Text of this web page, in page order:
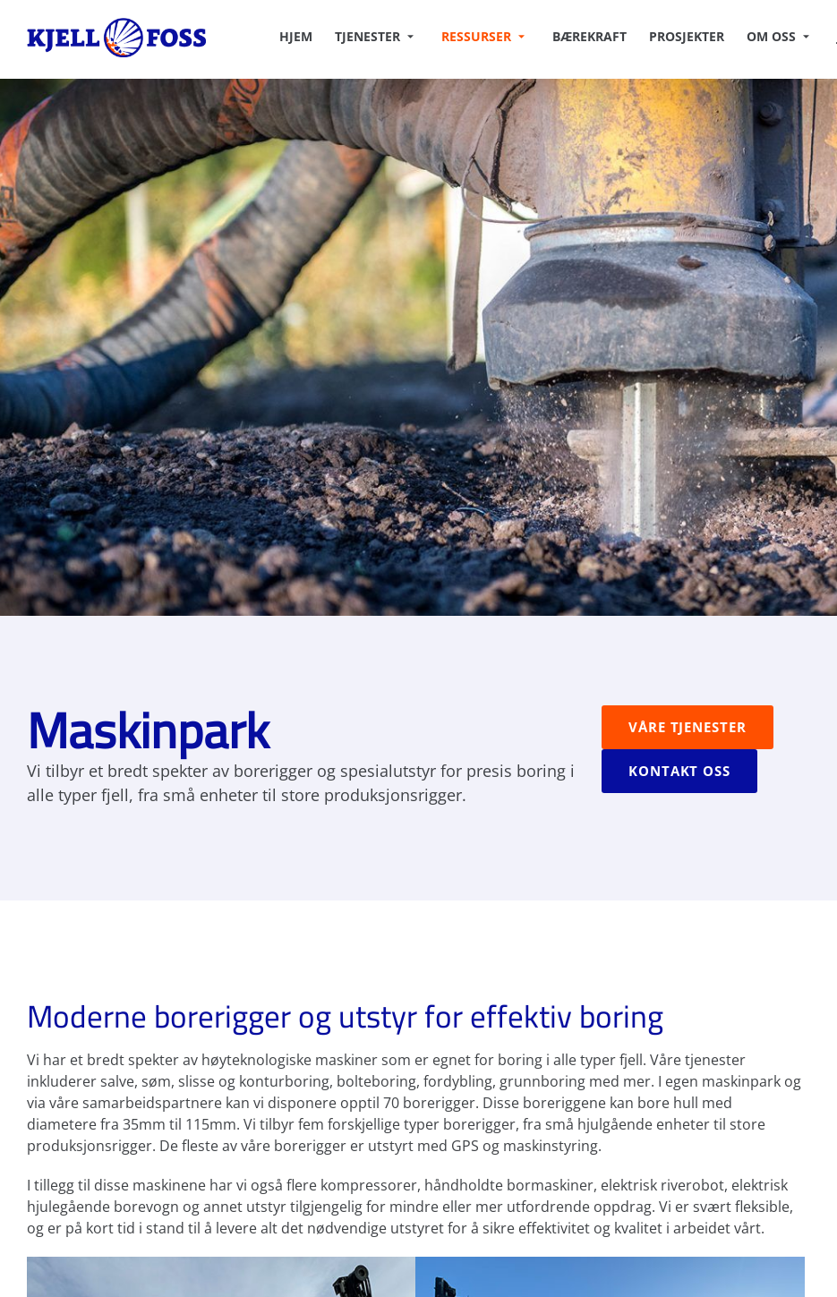
HJEM TJENESTER RESSURSER BÆREKRAFT PROSJEKTER OM OSS
Maskinpark
Vi tilbyr et bredt spekter av borerigger og spesialutstyr for presis boring i
alle typer fjell, fra små enheter til store produksjonsrigger.
VÅRE TJENESTER
KONTAKT OSS
Moderne borerigger og utstyr for effektiv boring
Vi har et bredt spekter av høyteknologiske maskiner som er egnet for boring i alle typer fjell. Våre tjenester
inkluderer salve, søm, slisse og konturboring, bolteboring, fordybling, grunnboring med mer. I egen maskinpark og
via våre samarbeidspartnere kan vi disponere opptil 70 borerigger. Disse boreriggene kan bore hull med
diametere fra 35mm til 115mm. Vi tilbyr fem forskjellige typer borerigger, fra små hjulgående enheter til store
produksjonsrigger. De fleste av våre borerigger er utstyrt med GPS og maskinstyring.
I tillegg til disse maskinene har vi også flere kompressorer, håndholdte bormaskiner, elektrisk riverobot, elektrisk
hjulegående borevogn og annet utstyr tilgjengelig for mindre eller mer utfordrende oppdrag. Vi er svært fleksible,
og er på kort tid i stand til å levere alt det nødvendige utstyret for å sikre effektivitet og kvalitet i arbeidet vårt.